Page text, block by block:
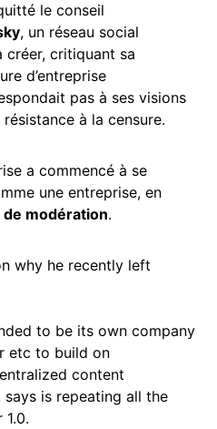
le conseil
, un réseau social
créer, critiquant sa
d’entreprise
pas à ses visions
à la censure.
a commencé à se
une entreprise, en
de modération.
why he recently left
to be its own company
etc to build on
content
is repeating all the